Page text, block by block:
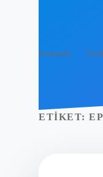
Anasayfa
ETIKET: